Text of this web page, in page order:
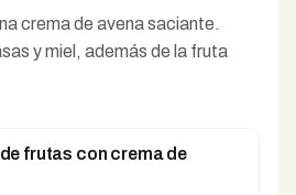
crema de avena saciante.
y miel, además de la fruta
frutas con crema de